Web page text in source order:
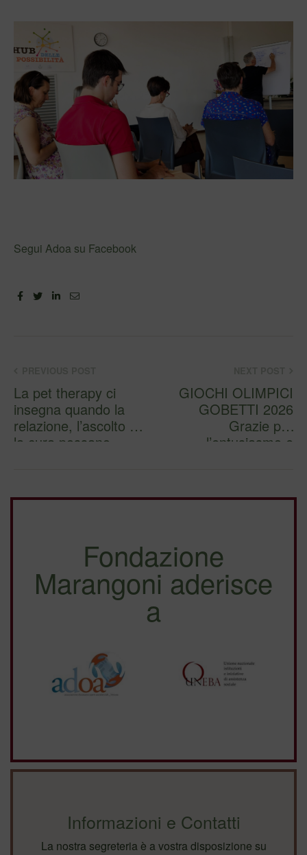
Segui Adoa su Facebook
FacebookTwitterLinkedin
Email
La pet therapy ci
insegna quando la
relazione, l’ascolto e
la cura possano
GIOCHI OLIMPICI
GOBETTI 2026
Grazie per
l’entusiasmo e
Fondazione
Marangoni aderisce
a
Informazioni e Contatti
La nostra segreteria è a vostra disposizione su